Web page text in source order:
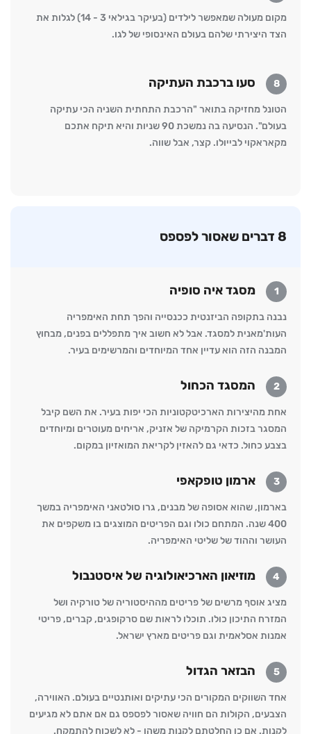
מקום מעולה שמאפשר לילדים (בעיקר בגילאי 3 - 14) לגלות את
הצד היצירתי שלהם בעולם האינסופי של לגו.
8 סעו ברכבת העתיקה
הטונל מחזיקה בתואר "הרכבת התחתית השניה הכי עתיקה
בעולם". הנסיעה בה נמשכת 90 שניות והיא תיקח אתכם
מקאראקוי לבייולו. קצר, אבל שווה.
8 דברים שאסור לפספס
1 מסגד איה סופיה
נבנה בתקופה הביזנטית ככנסייה והפך תחת האימפריה
העות'מאנית למסגד. אבל לא חשוב איך מתפללים בפנים, מבחוץ
המבנה הזה הוא עדיין אחד המיוחדים והמרשימים בעיר.
2 המסגד הכחול
אחת מהיצירות הארכיטקטוניות הכי יפות בעיר. את השם קיבל
המסגר בזכות הקרמיקה של אזניק, אריחים מעוטרים ומיוחדים
בצבע כחול. כדאי גם להאזין לקריאת המואזיון במקום.
3 ארמון טופקאפי
בארמון, שהוא אסופה של מבנים, גרו סולטאני האימפריה במשך
400 שנה. המתחם כולו וגם הפריטים המוצגים בו משקפים את
העושר וההוד של שליטי האימפריה.
4 מוזיאון הארכיאולוגיה של איסטנבול
מציג אוסף מרשים של פריטים מההיסטוריה של טורקיה ושל
המזרח התיכון כולו. תוכלו לראות שם סרקופגים, קברים, פריטי
אמנות אסלאמית וגם פריטים מארץ ישראל.
5 הבזאר הגדול
אחד השווקים המקורים הכי עתיקים ואותנטיים בעולם. האווירה,
הצבעים, הקולות הם חוויה שאסור לפספס גם אם אתם לא מגיעים
לקנות. אם כן החלטתם לקנות משהו - לא לשכוח להתמקח.